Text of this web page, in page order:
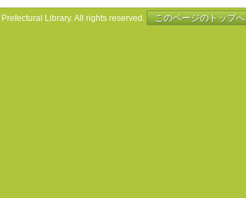
Library. All rights reserved. このページのトップへ